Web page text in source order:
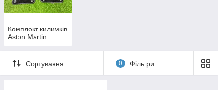
Комплект килимків
Aston Martin
Сортування 0 Фільтри